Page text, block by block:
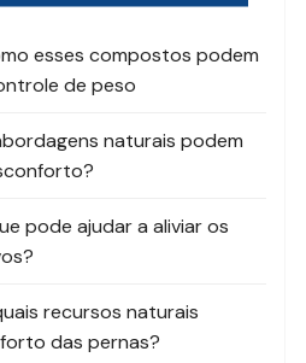
esses compostos podem
de peso
naturais podem
pode ajudar a aliviar os
recursos naturais
das pernas?